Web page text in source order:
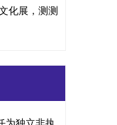
化展，测测